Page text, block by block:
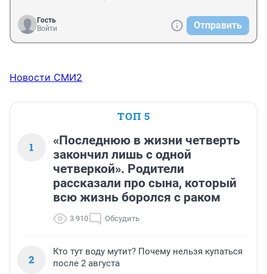
Гость
Войти
Отправить
Новости СМИ2
ТОП 5
1
«Последнюю в жизни четверть
закончил лишь с одной
четверкой». Родители
рассказали про сына, который
всю жизнь боролся с раком
3 910 Обсудить
2
Кто тут воду мутит? Почему нельзя купаться
после 2 августа